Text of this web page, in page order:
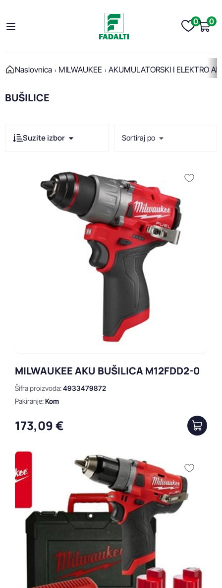
0 0
Naslovnica MILWAUKEE AKUMULATORSKI I ELEKTRO
BUŠILICE
Suzite izbor
Max cijena
Obriši
Sortiraj po
Prikaži po stranici:
MILWAUKEE AKU BUŠILICA M12FDD2-0
Šifra proizvoda:4933479872
Pakiranje:Kom
173,09 €